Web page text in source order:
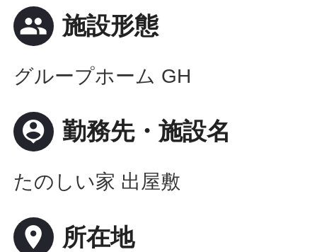
people 施設形態
グループホーム GH
person_pin 勤務先・施設名
たのしい家 出屋敷
place 所在地